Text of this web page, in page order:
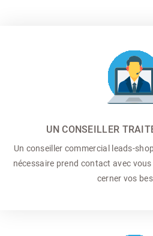
UN CONSEILLER
Un conseiller commercial
leads-
nécessaire prend contact avec
cerner vos